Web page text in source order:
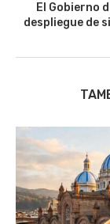
El Gobierno
despliegue de